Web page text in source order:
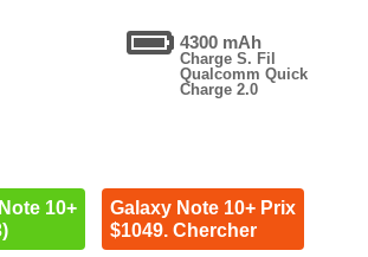
4300 mAh
Charge S. Fil
Qualcomm Quick
Charge 2.0
10+
Galaxy Note 10+ Prix
$1049. Chercher